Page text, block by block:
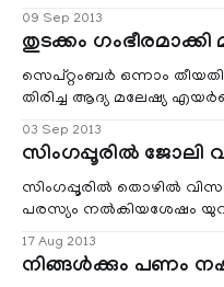
09 Sep 2013
തുടക്കം
സെപ്റ്റംബര്‍ ഒന്നാം
തിരിച്ച ആദ്യ മലേഷ്യ
കൊച്ചിയില്‍
ലളിതമായ ചടങ്ങുകള്‍ക്ക്
പുറപ്പെട്ടത്‌ .ആദ്യ
ശതമാനത്തിലധികം
03 Sep 2013
സിംഗപ്പൂരിൽ ജോലി
സിംഗപ്പൂരിൽ തൊഴില്‍ വിസ
പരസ്യം നല്‍കിയശേഷം
പരാതിയില്‍
നടത്താന്‍ കോടതി
ശമ്പളവും മറ്റ് സൗജന്യ
17 Aug 2013
നിങ്ങള്‍ക്കും പണം